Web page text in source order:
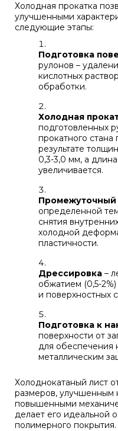
Холодная прокатка
улучшенными
следующие этапы:
Подготовка
рулонов –
кислотных
обработки.
Холодная
подготовленных
прокатного
результате
0,3-3,0 мм, а
увеличивается.
Промежуточный
определенной
снятия
холодной
пластичности.
Дрессировка –
обжатием (0,5-
и поверхностных
Подготовка к
поверхности от
для обеспечения
металлическим
Холоднокатаный лист
размеров, улучшенным
повышенными
делает его идеальной
полимерного покрытия.